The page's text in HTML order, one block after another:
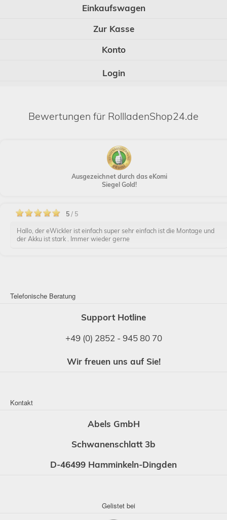
Einkaufswagen
Zur Kasse
Konto
Login
Bewertungen für RollladenShop24.de
Ausgezeichnet durch das eKomi
Siegel Gold!
5/ 5
Hallo, der eWickler ist einfach super sehr einfach ist die Montage und
der Akku ist stark . Immer wieder gerne
Telefonische Beratung
Support Hotline
+49 (0) 2852 - 945 80 70
Wir freuen uns auf Sie!
Kontakt
Abels GmbH
Schwanenschlatt 3b
D-46499 Hamminkeln-Dingden
Gelistet bei